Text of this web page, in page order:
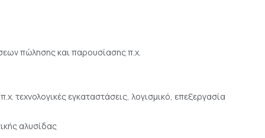
πώλησης και παρουσίασης π.χ.
τεχνολογικές εγκαταστάσεις, λογισμικό, επεξεργασία
αλυσίδας